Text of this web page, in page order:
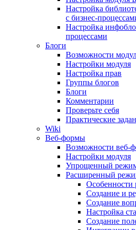
Настройка
с бизнес-
Настройка
процессами
Блоги
Возможности
Настройки модуля
Настройка прав
Группы блогов
Блоги
Комментарии
Проверьте себя
Практические
Wiki
Веб-формы
Возможности веб-
Настройки модуля
Упрощенный
Расширенный
Особенности
Создание и
Создание
Настройка
Создание